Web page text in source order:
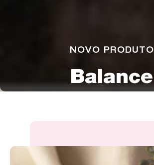
Balance
NOVO PRODUTO